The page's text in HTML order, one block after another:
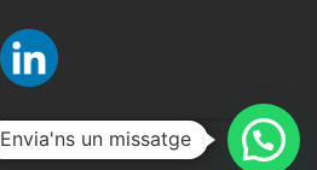
Envia'ns un missatge